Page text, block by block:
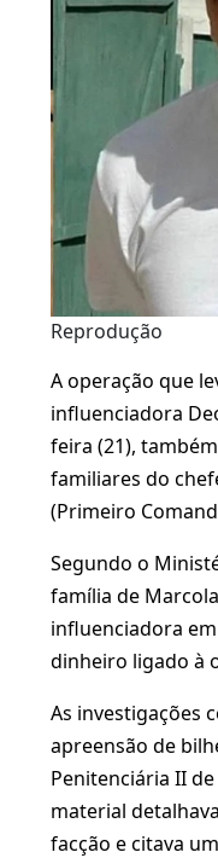
Reprodução
A operação que
influenciadora
feira (21),
familiares do
(Primeiro
Segundo o
família de
influenciadora
dinheiro ligado à
As investigações
apreensão de
Penitenciária II
material
facção e citava